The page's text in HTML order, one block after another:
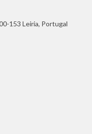
153 Leiria, Portugal